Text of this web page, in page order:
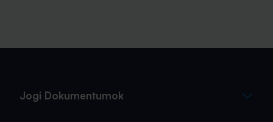
Jogi Dokumentumok